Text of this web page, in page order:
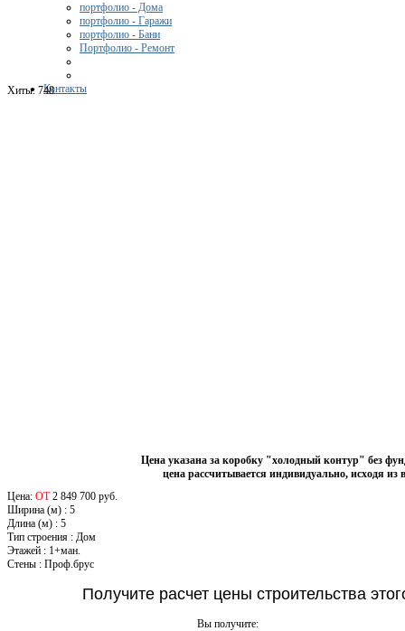
портфолио - Дома
портфолио - Гаражи
портфолио - Бани
Портфолио - Ремонт
Контакты
Хиты: 748
Цена указана за коробку "холодный контур" без
цена рассчитывается индивидуально, исходя из
Цена: ОТ 2 849 700 руб.
Ширина (м) : 5
Длина (м) : 5
Тип строения : Дом
Этажей : 1+ман.
Стены : Проф.брус
Получите расчет цены строительства
Вы получите: